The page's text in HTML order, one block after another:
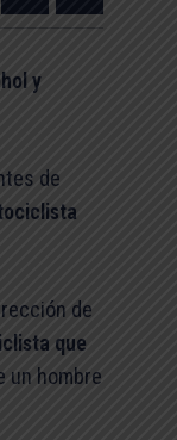
y
de
de
que
un hombre